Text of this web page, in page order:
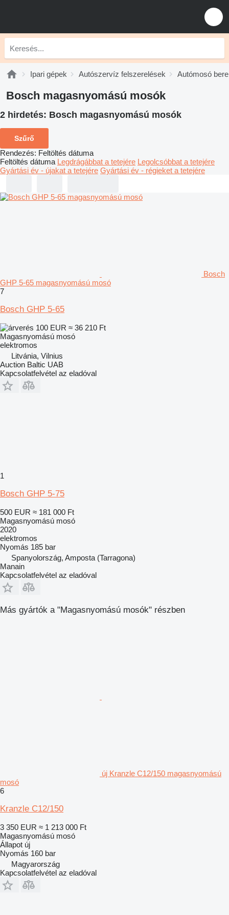
Ipari gépek Autószervíz felszerelések Autómosó
Bosch magasnyomású mosók
2 hirdetés: Bosch magasnyomású mosók
Szűrő
Rendezés: Feltöltés dátuma
Feltöltés dátuma Legdrágábbat a tetejére Legolcsóbbat a tetejére
Gyártási év - újakat a tetejére Gyártási év - régieket a tetejére
Bosch
GHP 5-65 magasnyomású mosó
7
Bosch GHP 5-65
100 EUR ≈ 36 210 Ft
Magasnyomású mosó
elektromos
Litvánia, Vilnius
Auction Baltic UAB
Kapcsolatfelvétel az eladóval
1
Bosch GHP 5-75
500 EUR ≈ 181 000 Ft
Magasnyomású mosó
2020
elektromos
Nyomás 185 bar
Spanyolország, Amposta (Tarragona)
Manain
Kapcsolatfelvétel az eladóval
Más gyártók a "Magasnyomású mosók" részben
új Kranzle C12/150 magasnyomású
mosó
6
Kranzle C12/150
3 350 EUR ≈ 1 213 000 Ft
Magasnyomású mosó
Állapot új
Nyomás 160 bar
Magyarország
Kapcsolatfelvétel az eladóval